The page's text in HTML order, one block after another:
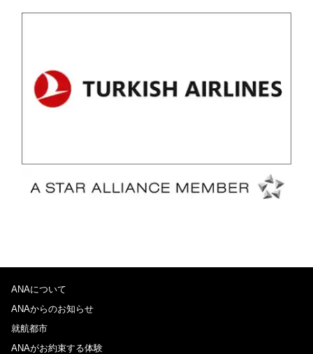
ANAについて
ANAからのお知らせ
就航都市
ANAがお約束する体験